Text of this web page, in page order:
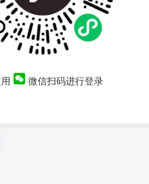
微信扫码进行登录